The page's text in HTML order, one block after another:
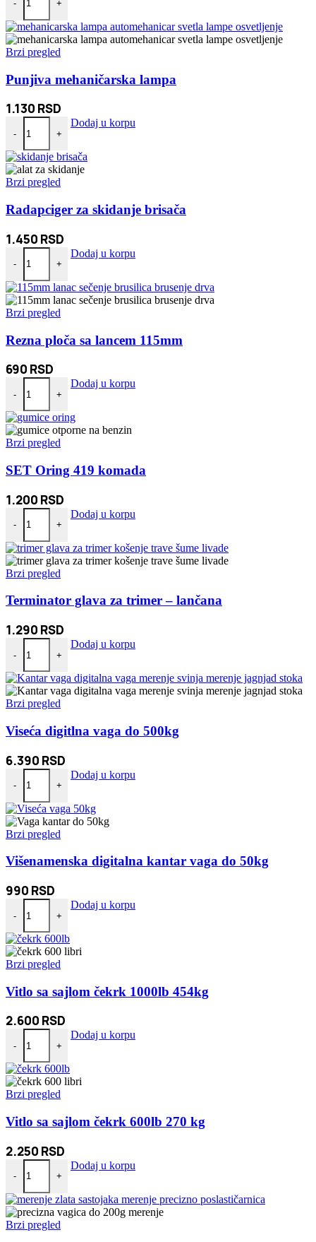
- +
Brzi pregled
Punjiva mehaničarska lampa
1.130 RSD
-
Punjiva mehaničarska lampa količina
+
Dodaj u korpu
Brzi pregled
Radapciger za skidanje brisača
1.450 RSD
-
Radapciger za skidanje brisača količina
+
Dodaj u korpu
Brzi pregled
Rezna ploča sa lancem 115mm
690 RSD
-
Rezna ploča sa lancem 115mm količina
+
Dodaj u korpu
Brzi pregled
SET Oring 419 komada
1.200 RSD
-
SET Oring 419 komada količina
+
Dodaj u korpu
Brzi pregled
Terminator glava za trimer – lančana
1.290 RSD
-
Terminator glava za trimer – lančana količina
+
Dodaj u korpu
Brzi pregled
Viseća digitlna vaga do 500kg
6.390 RSD
-
Viseća digitlna vaga do 500kg količina
+
Dodaj u korpu
Brzi pregled
Višenamenska digitalna kantar vaga do 50kg
990 RSD
-
Višenamenska digitalna kantar vaga do 50kg količina
+
Dodaj u korpu
Brzi pregled
Vitlo sa sajlom čekrk 1000lb 454kg
2.600 RSD
-
Vitlo sa sajlom čekrk 1000lb 454kg količina
+
Dodaj u korpu
Brzi pregled
Vitlo sa sajlom čekrk 600lb 270 kg
2.250 RSD
-
Vitlo sa sajlom čekrk 600lb 270 kg količina
+
Dodaj u korpu
Brzi pregled